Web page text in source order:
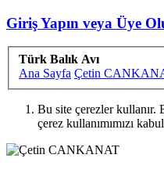
Giriş Yapın veya Üye
Türk Balık Avı
Ana Sayfa Çetin
Bu site çerezler kullanır.
çerez kullanımımızı